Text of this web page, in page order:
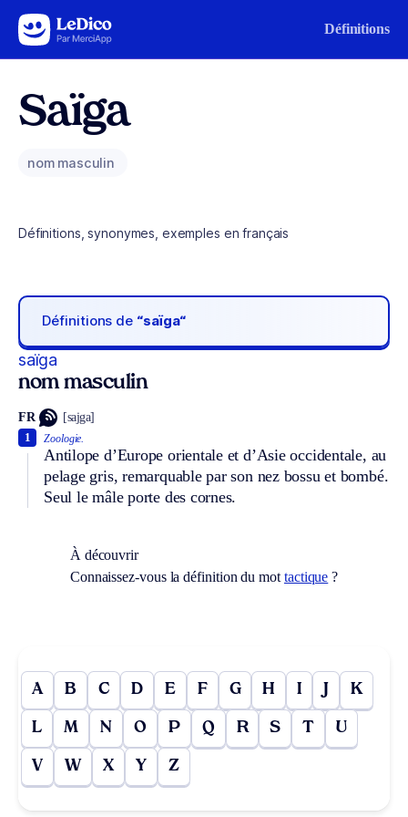
Aller au contenu Définitions
Saïga
nom masculin
Définitions, synonymes, exemples en français
Définitions de “saïga“
saïga
nom masculin
FR [sajga]
Zoologie.
Antilope d’Europe orientale et d’Asie occidentale, au
pelage gris, remarquable par son nez bossu et bombé.
Seul le mâle porte des cornes.
1
À découvrir
Connaissez-vous la définition du mot tactique ?
A B C D E F G H I J K
L M N O P Q R S T U
V W X Y Z